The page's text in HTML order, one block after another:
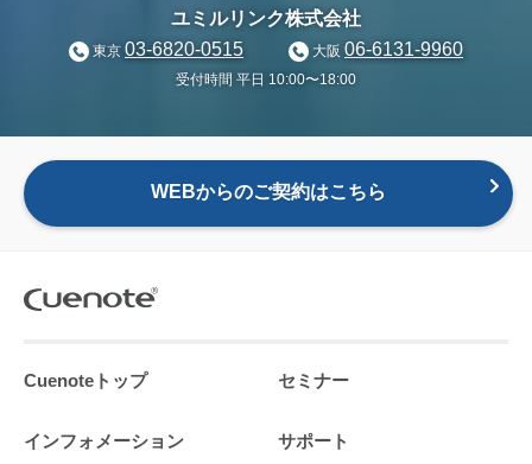
ユミルリンク株式会社
東京 03-6820-0515 大阪 06-6131-9960
受付時間 平日 10:00〜18:00
WEBからのご契約はこちら
Cuenoteトップ セミナー
インフォメーション サポート